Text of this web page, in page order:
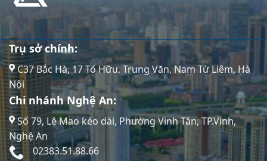
Trụ sở chính:
C37 Bắc Hà, 17 Tố Hữu, Trung Văn, Nam Từ Liêm, Hà
Nội
Chi nhánh Nghệ An:
Số 79, Lê Mao kéo dài, Phường Vinh Tân, TP.Vinh,
Nghệ An
02383.51.88.66